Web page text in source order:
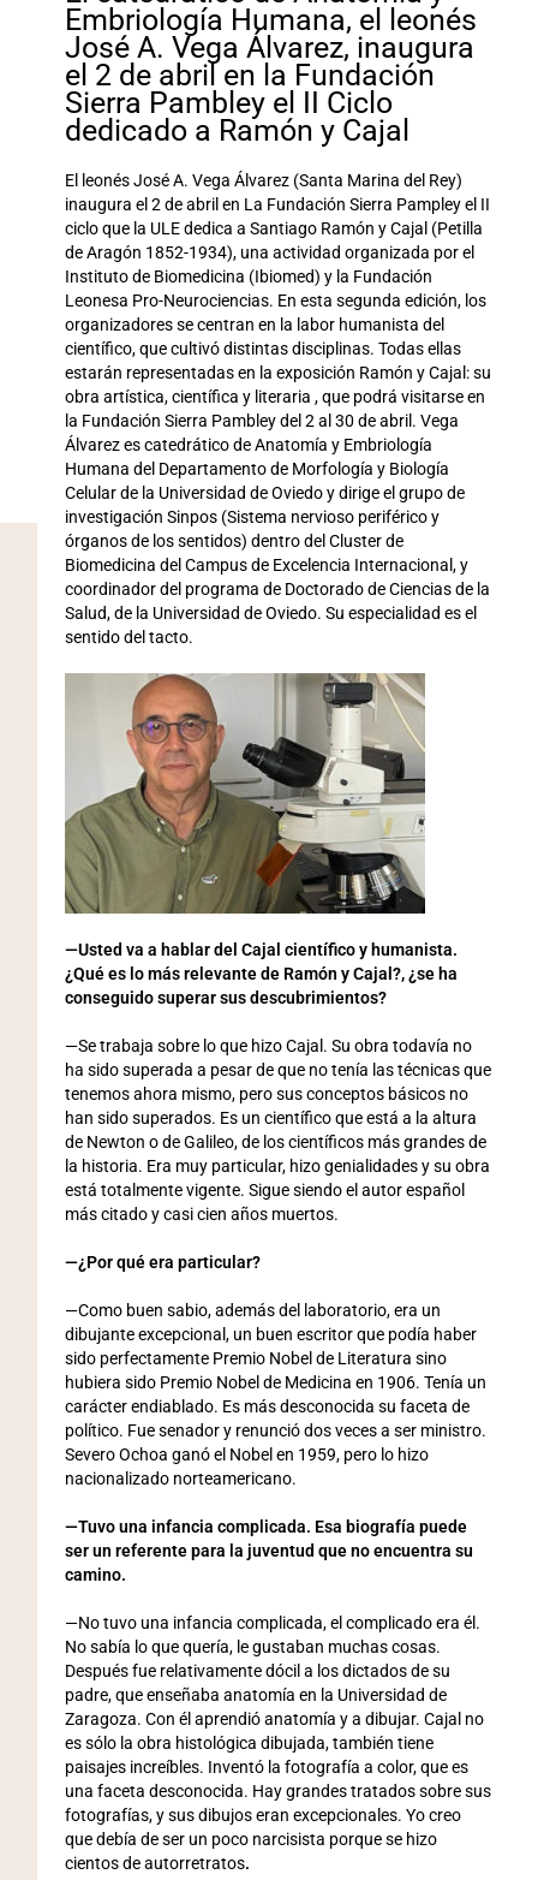
Embriología Humana, el leonés
José A. Vega Álvarez, inaugura
el 2 de abril en la Fundación
Sierra Pambley el II Ciclo
dedicado a Ramón y Cajal
El leonés José A. Vega Álvarez (Santa Marina del Rey)
inaugura el 2 de abril en La Fundación Sierra Pampley el II
ciclo que la ULE dedica a Santiago Ramón y Cajal (Petilla
de Aragón 1852-1934), una actividad organizada por el
Instituto de Biomedicina (Ibiomed) y la Fundación
Leonesa Pro-Neurociencias. En esta segunda edición, los
organizadores se centran en la labor humanista del
científico, que cultivó distintas disciplinas. Todas ellas
estarán representadas en la exposición Ramón y Cajal: su
obra artística, científica y literaria , que podrá visitarse en
la Fundación Sierra Pambley del 2 al 30 de abril. Vega
Álvarez es catedrático de Anatomía y Embriología
Humana del Departamento de Morfología y Biología
Celular de la Universidad de Oviedo y dirige el grupo de
investigación Sinpos (Sistema nervioso periférico y
órganos de los sentidos) dentro del Cluster de
Biomedicina del Campus de Excelencia Internacional, y
coordinador del programa de Doctorado de Ciencias de la
Salud, de la Universidad de Oviedo. Su especialidad es el
sentido del tacto.
—Usted va a hablar del Cajal científico y humanista.
¿Qué es lo más relevante de Ramón y Cajal?, ¿se ha
conseguido superar sus descubrimientos?
—Se trabaja sobre lo que hizo Cajal. Su obra todavía no
ha sido superada a pesar de que no tenía las técnicas que
tenemos ahora mismo, pero sus conceptos básicos no
han sido superados. Es un científico que está a la altura
de Newton o de Galileo, de los científicos más grandes de
la historia. Era muy particular, hizo genialidades y su obra
está totalmente vigente. Sigue siendo el autor español
más citado y casi cien años muertos.
—¿Por qué era particular?
—Como buen sabio, además del laboratorio, era un
dibujante excepcional, un buen escritor que podía haber
sido perfectamente Premio Nobel de Literatura sino
hubiera sido Premio Nobel de Medicina en 1906. Tenía un
carácter endiablado. Es más desconocida su faceta de
político. Fue senador y renunció dos veces a ser ministro.
Severo Ochoa ganó el Nobel en 1959, pero lo hizo
nacionalizado norteamericano.
—Tuvo una infancia complicada. Esa biografía puede
ser un referente para la juventud que no encuentra su
camino.
—No tuvo una infancia complicada, el complicado era él.
No sabía lo que quería, le gustaban muchas cosas.
Después fue relativamente dócil a los dictados de su
padre, que enseñaba anatomía en la Universidad de
Zaragoza. Con él aprendió anatomía y a dibujar. Cajal no
es sólo la obra histológica dibujada, también tiene
paisajes increíbles. Inventó la fotografía a color, que es
una faceta desconocida. Hay grandes tratados sobre sus
fotografías, y sus dibujos eran excepcionales. Yo creo
que debía de ser un poco narcisista porque se hizo
cientos de autorretratos.